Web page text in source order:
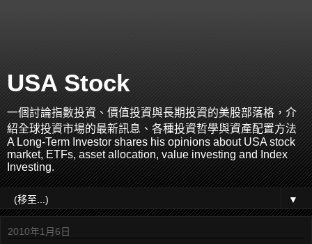
USA Stock
一個討論指數投資、價值投資與長期投資的美股部落格，介
紹全球投資市場的最新訊息、各種投資哲學與資產配置方法
A Long-Term Investor shares his opinions about USA stock
market, ETFs, asset allocation, value investing and Index
Investing.
▼
2010年1月6日